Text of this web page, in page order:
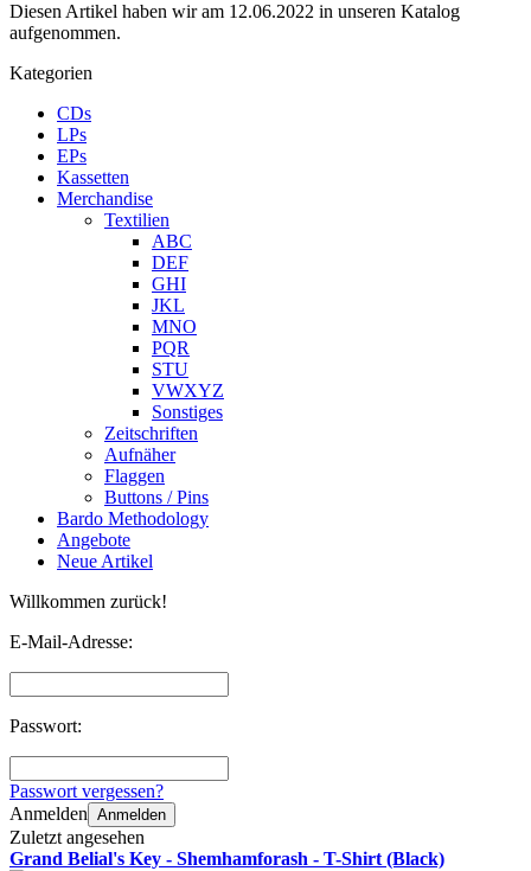
Diesen Artikel haben wir am 12.06.2022 in unseren Katalog
aufgenommen.
Kategorien
CDs
LPs
EPs
Kassetten
Merchandise
Textilien
ABC
DEF
GHI
JKL
MNO
PQR
STU
VWXYZ
Sonstiges
Zeitschriften
Aufnäher
Flaggen
Buttons / Pins
Bardo Methodology
Angebote
Neue Artikel
Willkommen zurück!
E-Mail-Adresse:
Passwort:
Passwort vergessen?
Anmelden Anmelden
Zuletzt angesehen
Grand Belial's Key - Shemhamforash - T-Shirt (Black)